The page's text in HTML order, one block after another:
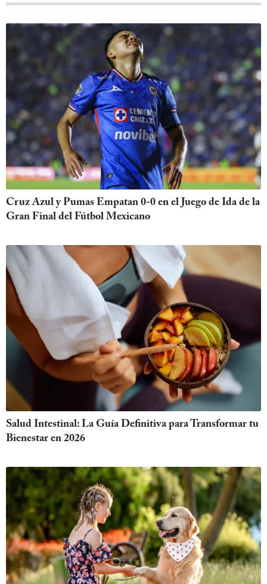
Cruz Azul y Pumas Empatan 0-0 en el Juego de Ida de la
Gran Final del Fútbol Mexicano
Salud Intestinal: La Guía Definitiva para Transformar tu
Bienestar en 2026